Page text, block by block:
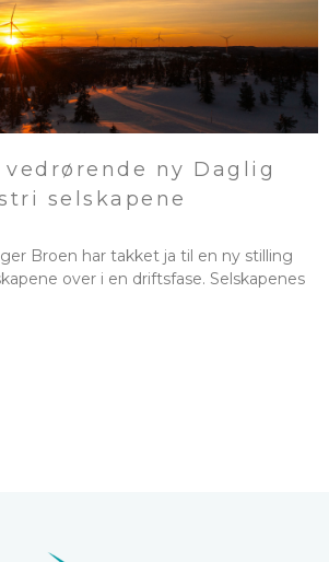
ny Daglig
selskapene
Broen har takket ja til en ny stilling
over i en driftsfase. Selskapenes